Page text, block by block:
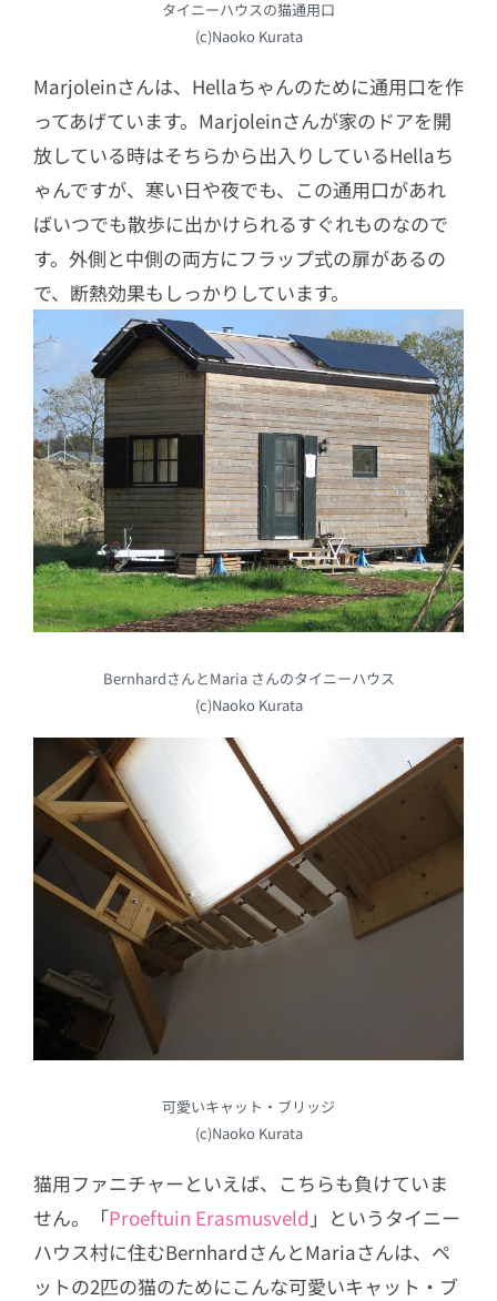
タイニーハウスの猫通用口
(c)Naoko Kurata
Marjoleinさんは、Hellaちゃんのために通用口を作
ってあげています。Marjoleinさんが家のドアを開
放している時はそちらから出入りしているHellaち
ゃんですが、寒い日や夜でも、この通用口があれ
ばいつでも散歩に出かけられるすぐれものなので
す。外側と中側の両方にフラップ式の扉があるの
で、断熱効果もしっかりしています。
BernhardさんとMaria さんのタイニーハウス
(c)Naoko Kurata
可愛いキャット・ブリッジ
(c)Naoko Kurata
猫用ファニチャーといえば、こちらも負けていま
せん。「Proeftuin Erasmusveld 」というタイニー
ハウス村に住むBernhardさんとMariaさんは、ペ
ットの2匹の猫のためにこんな可愛いキャット・ブ